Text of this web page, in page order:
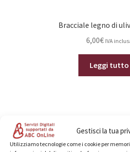
Gestisci la tua
Utilizziamo tecnologie come i cookie per
Bracciale legno di
6,00€ IVA
Leggi tutto
Categorie prodotto